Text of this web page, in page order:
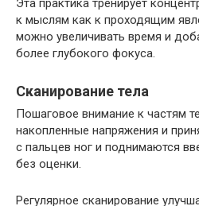
Эта практика тренирует
к мыслям как к проходящим
можно увеличивать время и
более глубокого фокуса.
Сканирование тела
Пошаговое внимание к частям
накопленные напряжения и
с пальцев ног и поднимаются
без оценки.
Регулярное сканирование